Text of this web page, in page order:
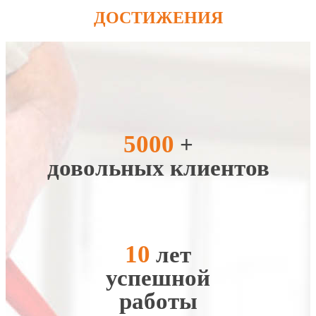
ДОСТИЖЕНИЯ
5000 +
довольных клиентов
10 лет
успешной
работы